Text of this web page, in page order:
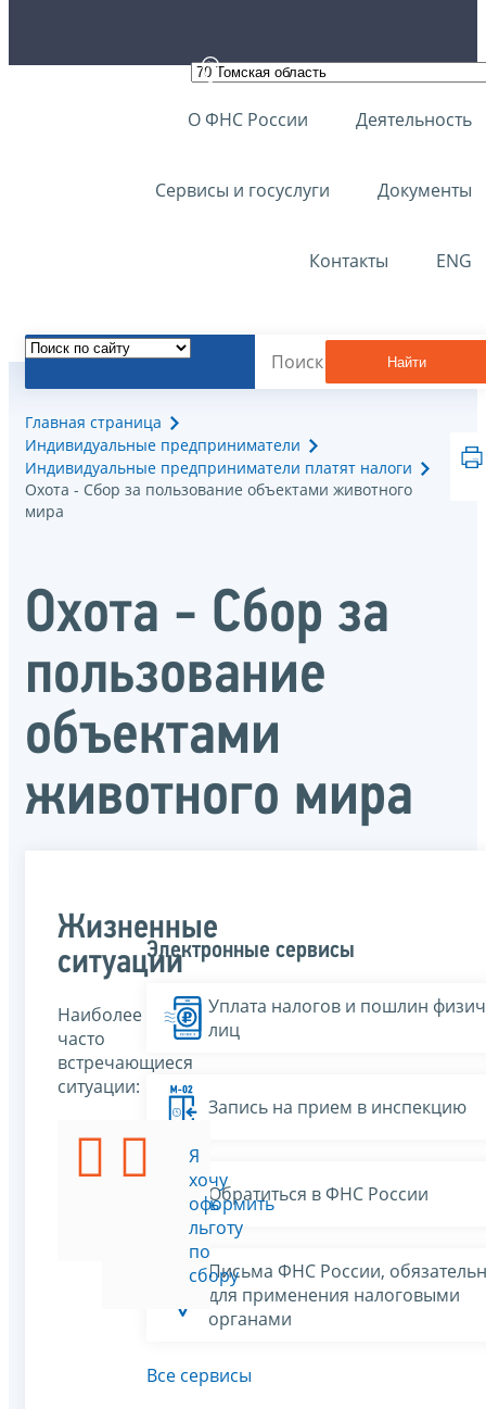
О ФНС России Деятельность
Сервисы и госуслуги Документы
Контакты ENG
Найти
Главная страница
Индивидуальные предприниматели
Индивидуальные предприниматели платят налоги
Охота - Сбор за пользование объектами животного
мира
Охота - Сбор за
пользование
объектами
животного мира
Жизненные
ситуации
Наиболее
часто
встречающиеся
ситуации:
хочу
уплатить
Я
хочу
оформить
льготу
по
сбору
Электронные сервисы
Уплата налогов и пошлин
лиц
Запись на прием в инспекцию
Обратиться в ФНС России
Письма ФНС России,
для применения налоговыми
органами
Все сервисы